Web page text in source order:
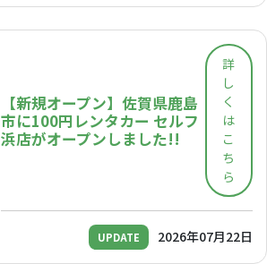
【新規オープン】佐賀県鹿島
市に100円レンタカー セルフ
浜店がオープンしました!!
詳
し
く
は
こ
ち
ら
UPDATE 2026年07月22日